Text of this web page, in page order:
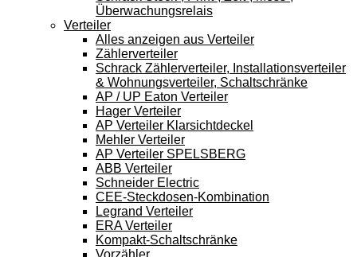
Überwachungsrelais
Verteiler
Alles anzeigen aus Verteiler
Zählerverteiler
Schrack Zählerverteiler, Installationsverteiler
& Wohnungsverteiler, Schaltschränke
AP / UP Eaton Verteiler
Hager Verteiler
AP Verteiler Klarsichtdeckel
Mehler Verteiler
AP Verteiler SPELSBERG
ABB Verteiler
Schneider Electric
CEE-Steckdosen-Kombination
Legrand Verteiler
ERA Verteiler
Kompakt-Schaltschränke
Vorzähler